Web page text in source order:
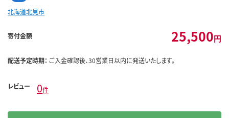
北海道北見市
寄付金額 25,500円
配送予定時期： ご入金確認後、30営業日以内に発送いたします。
レビュー 0件